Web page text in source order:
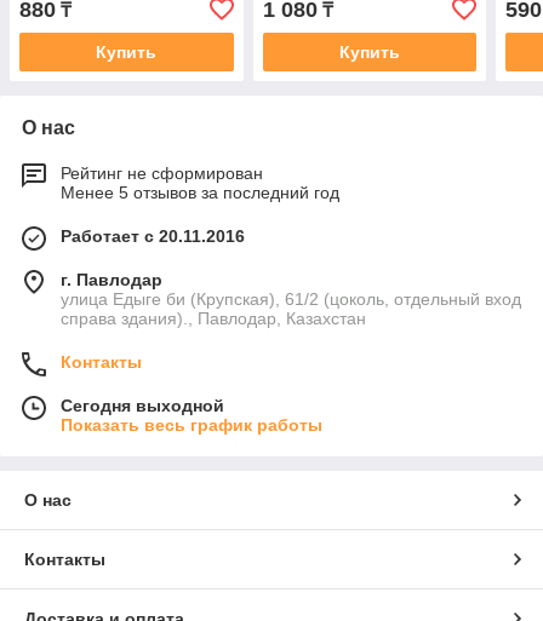
880 ₸
Купить
1 080₸
Купить
590
О нас
Рейтинг не сформирован
Менее 5 отзывов за последний год
Работает с 20.11.2016
г. Павлодар
улица Едыге би (Крупская), 61/2 (цоколь, отдельный вход
справа здания)., Павлодар, Казахстан
Контакты
Сегодня выходной
Показать весь график работы
О нас
Контакты